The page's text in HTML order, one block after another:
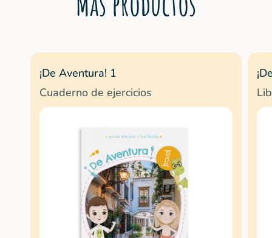
¡De Aventura! 1
Cuaderno de ejercicios